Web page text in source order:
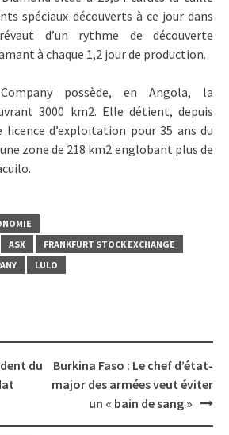
spéciaux découverts à ce jour dans
d’un rythme de découverte
à chaque 1,2 jour de production.
possède, en Angola, la
3000 km2. Elle détient, depuis
licence d’exploitation pour 35 ans du
zone de 218 km2 englobant plus de
ASX
FRANKFURT STOCK EXCHANGE
LULO
du
Burkina Faso : Le chef d’état-
major des armées veut éviter
un « bain de sang »